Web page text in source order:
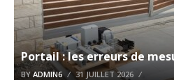
Portail : les erreurs de
BY ADMIN6 31 JUILLET 2026